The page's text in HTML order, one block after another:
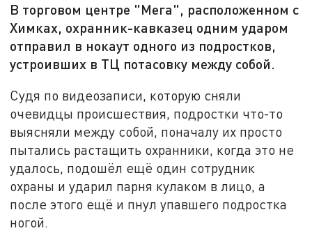
В торговом центре "Мега", расположенном с
Химках, охранник-кавказец одним ударом
отправил в нокаут одного из подростков,
устроивших в ТЦ потасовку между собой.
Судя по видеозаписи, которую сняли
очевидцы происшествия, подростки что-то
выясняли между собой, поначалу их просто
пытались растащить охранники, когда это не
удалось, подошёл ещё один сотрудник
охраны и ударил парня кулаком в лицо, а
после этого ещё и пнул упавшего подростка
ногой.